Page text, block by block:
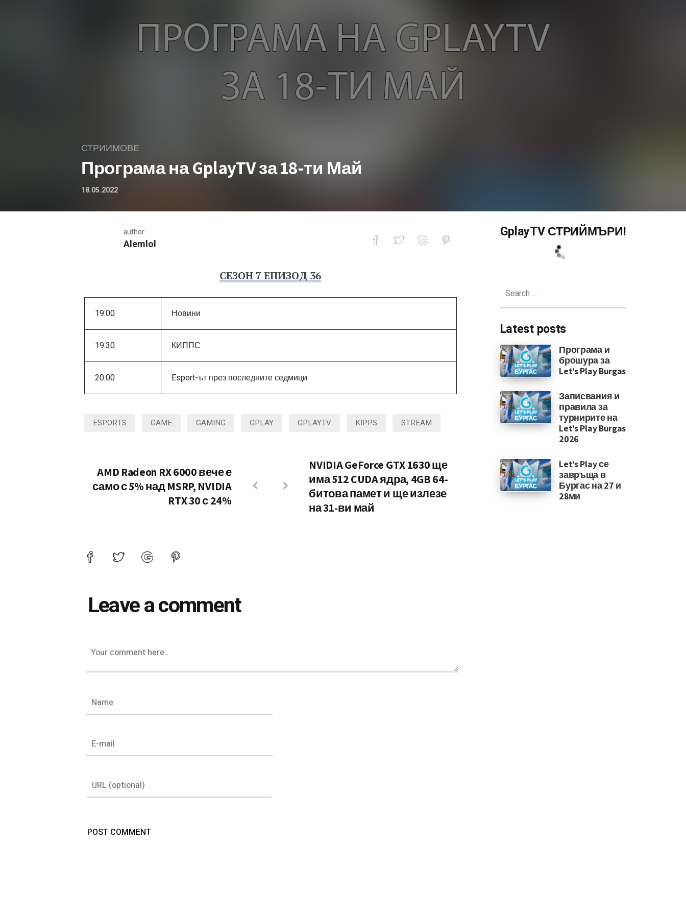
СТРИИМОВЕ
Програма на GplayTV за 18-ти Май
18.05.2022
author:
Alemlol
Програма на GplayTV за 18-ти Май
СЕЗОН 7 ЕПИЗОД 36
19:00 Новини
19:30 КИППС
20:00 Esport-ът през последните седмици
ESPORTS GAME GAMING GPLAY GPLAYTV KIPPS STREAM
AMD Radeon RX 6000 вече е
само с 5% над MSRP, NVIDIA
RTX 30 с 24%
NVIDIA GeForce GTX 1630 ще
има 512 CUDA ядра, 4GB 64-
битова памет и ще излезе
на 31-ви май
Leave a comment
GplayTV СТРИЙМЪРИ!
for:
Latest posts
Програма и
брошура за
Let’s Play Burgas
Записвания и
правила за
турнирите на
Let’s Play Burgas
2026
Let’s Play се
завръща в
Бургас на 27 и
28ми